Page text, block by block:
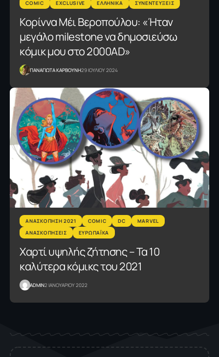
COMIC EXCLUSIVE ΕΛΛΗΝΙΚΑ ΣΥΝΕΝΤΕΥΞΕΙΣ
Κορίννα Μέι Βεροπούλου: «Ήταν
μεγάλο milestone να δημοσιεύσω
κόμικ μου στο 2000AD»
ΠΑΝΑΓΙΩΤΑ ΚΑΡΒΟΥΝΗ29 ΙΟΥΛΙΟΥ 2024
AΝΑΣΚΟΠΗΣΗ 2021 COMIC DC
MARVEL
ΑΝΑΣΚΟΠΗΣΕΙΣ
ΕΥΡΩΠΑΪΚΑ
Χαρτί υψηλής ζήτησης – Τα 10
καλύτερα κόμικς του 2021
ADMIN2 ΙΑΝΟΥΑΡΙΟΥ 2022